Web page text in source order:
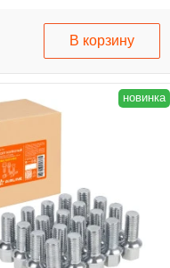
fairlady-z
almera
В корзину
новинка